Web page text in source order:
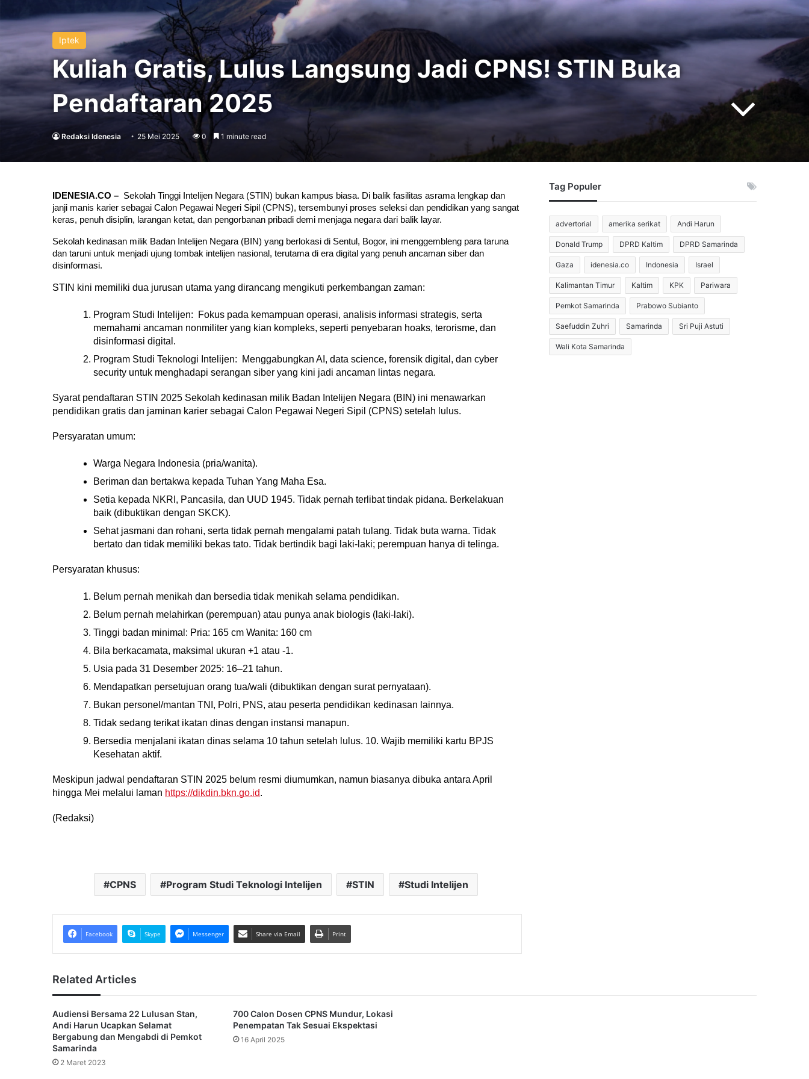
Iptek
Kuliah Gratis, Lulus Langsung Jadi CPNS! STIN Buka
Pendaftaran 2025
Redaksi Idenesia 25 Mei 2025 0 1 minute read
IDENESIA.CO – Sekolah Tinggi Intelijen Negara (STIN) bukan kampus biasa. Di balik fasilitas asrama lengkap dan
janji manis karier sebagai Calon Pegawai Negeri Sipil (CPNS), tersembunyi proses seleksi dan pendidikan yang sangat
keras, penuh disiplin, larangan ketat, dan pengorbanan pribadi demi menjaga negara dari balik layar.
Sekolah kedinasan milik Badan Intelijen Negara (BIN) yang berlokasi di Sentul, Bogor, ini menggembleng para taruna
dan taruni untuk menjadi ujung tombak intelijen nasional, terutama di era digital yang penuh ancaman siber dan
disinformasi.
STIN kini memiliki dua jurusan utama yang dirancang mengikuti perkembangan zaman:
Program Studi Intelijen:  Fokus pada kemampuan operasi, analisis informasi strategis, serta
memahami ancaman nonmiliter yang kian kompleks, seperti penyebaran hoaks, terorisme, dan
disinformasi digital.
Program Studi Teknologi Intelijen:  Menggabungkan AI, data science, forensik digital, dan cyber
security untuk menghadapi serangan siber yang kini jadi ancaman lintas negara.
Syarat pendaftaran STIN 2025 Sekolah kedinasan milik Badan Intelijen Negara (BIN) ini menawarkan
pendidikan gratis dan jaminan karier sebagai Calon Pegawai Negeri Sipil (CPNS) setelah lulus.
Persyaratan umum:
Warga Negara Indonesia (pria/wanita).
Beriman dan bertakwa kepada Tuhan Yang Maha Esa.
Setia kepada NKRI, Pancasila, dan UUD 1945. Tidak pernah terlibat tindak pidana. Berkelakuan
baik (dibuktikan dengan SKCK).
Sehat jasmani dan rohani, serta tidak pernah mengalami patah tulang. Tidak buta warna. Tidak
bertato dan tidak memiliki bekas tato. Tidak bertindik bagi laki-laki; perempuan hanya di telinga.
Persyaratan khusus:
Belum pernah menikah dan bersedia tidak menikah selama pendidikan.
Belum pernah melahirkan (perempuan) atau punya anak biologis (laki-laki).
Tinggi badan minimal: Pria: 165 cm Wanita: 160 cm
Bila berkacamata, maksimal ukuran +1 atau -1.
Usia pada 31 Desember 2025: 16–21 tahun.
Mendapatkan persetujuan orang tua/wali (dibuktikan dengan surat pernyataan).
Bukan personel/mantan TNI, Polri, PNS, atau peserta pendidikan kedinasan lainnya.
Tidak sedang terikat ikatan dinas dengan instansi manapun.
Bersedia menjalani ikatan dinas selama 10 tahun setelah lulus. 10. Wajib memiliki kartu BPJS
Kesehatan aktif.
Meskipun jadwal pendaftaran STIN 2025 belum resmi diumumkan, namun biasanya dibuka antara April
hingga Mei melalui laman https://dikdin.bkn.go.id.
(Redaksi)
CPNS Program Studi Teknologi Intelijen STIN Studi Intelijen
Facebook Skype Messenger Share via Email Print
Tag Populer
advertorial amerika serikat Andi Harun
Donald Trump DPRD Kaltim DPRD Samarinda
Gaza idenesia.co Indonesia Israel
Kalimantan Timur Kaltim KPK Pariwara
Pemkot Samarinda Prabowo Subianto
Saefuddin Zuhri Samarinda Sri Puji Astuti
Wali Kota Samarinda
Related Articles
Audiensi Bersama 22 Lulusan Stan,
Andi Harun Ucapkan Selamat
Bergabung dan Mengabdi di Pemkot
Samarinda
2 Maret 2023
700 Calon Dosen CPNS Mundur, Lokasi
Penempatan Tak Sesuai Ekspektasi
16 April 2025